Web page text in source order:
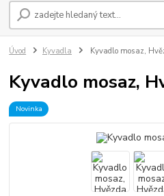
Úvod Kyvadla Kyvadlo mosaz,
Kyvadlo mosaz,
Novinka